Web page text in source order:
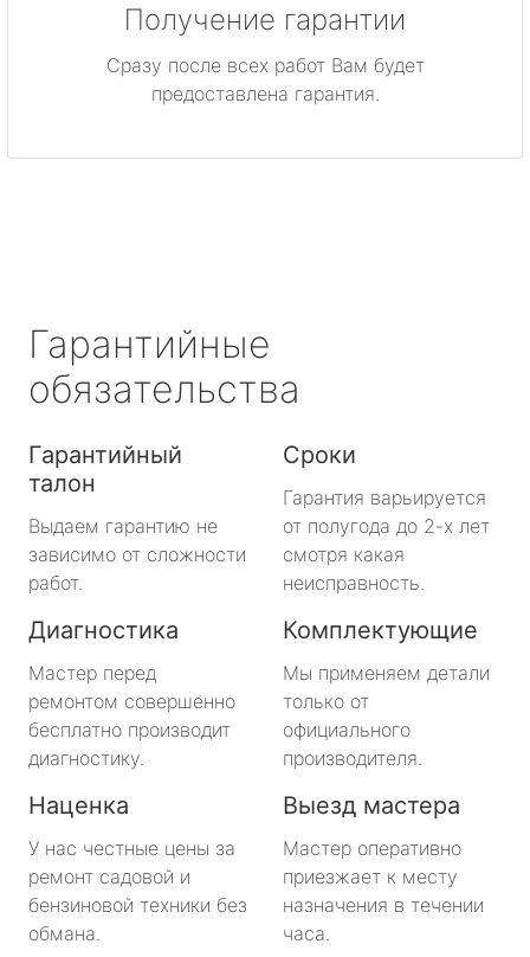
Получение гарантии
Сразу после всех работ Вам будет
предоставлена гарантия.
Гарантийные
обязательства
Гарантийный
талон
Выдаем гарантию не
зависимо от сложности
работ.
Сроки
Гарантия варьируется
от полугода до 2-х лет
смотря какая
неисправность.
Диагностика
Мастер перед
ремонтом совершенно
бесплатно производит
диагностику.
Комплектующие
Мы применяем детали
только от
официального
производителя.
Наценка
У нас честные цены за
ремонт садовой и
бензиновой техники без
обмана.
Выезд мастера
Мастер оперативно
приезжает к месту
назначения в течении
часа.